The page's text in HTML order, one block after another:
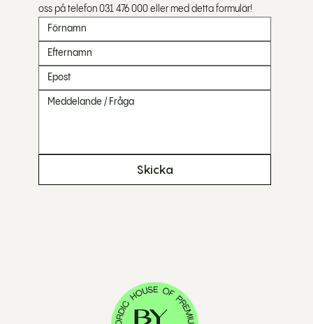
oss på telefon 031 476 000 eller med detta formulär!
Skicka